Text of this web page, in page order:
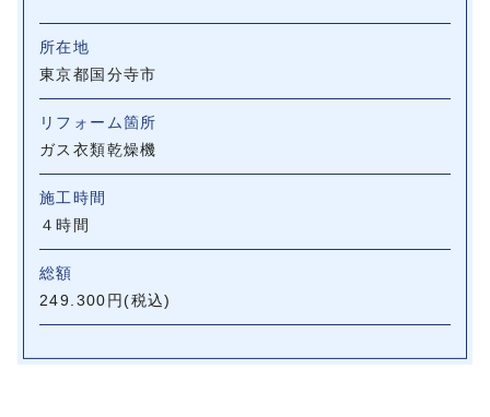
所在地
東京都国分寺市
リフォーム箇所
ガス衣類乾燥機
施工時間
４時間
総額
249.300円(税込)